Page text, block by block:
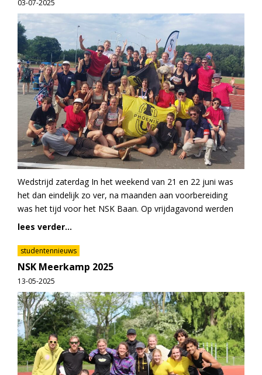
03-07-2025
Wedstrijd zaterdag In het weekend van 21 en 22 juni was
het dan eindelijk zo ver, na maanden aan voorbereiding
was het tijd voor het NSK Baan. Op vrijdagavond werden
lees verder...
studentennieuws
NSK Meerkamp 2025
13-05-2025